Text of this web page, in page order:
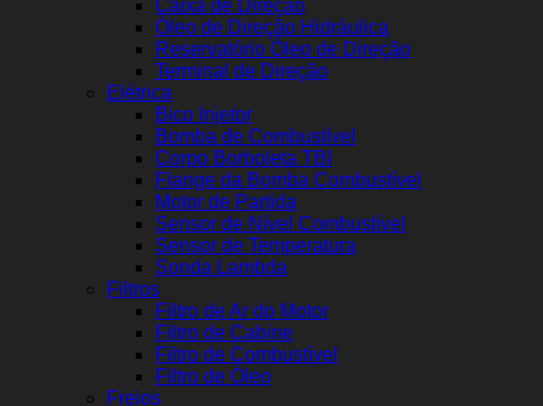
Caixa de Direção
Óleo de Direção Hidráulica
Reservatório Óleo de Direção
Terminal de Direção
Elétrica
Bico Injetor
Bomba de Combustível
Corpo Borboleta TBI
Flange da Bomba Combustível
Motor de Partida
Sensor de Nível Combustível
Sensor de Temperatura
Sonda Lambda
Filtros
Filtro de Ar do Motor
Filtro de Cabine
Filtro de Combustível
Filtro de Óleo
Freios